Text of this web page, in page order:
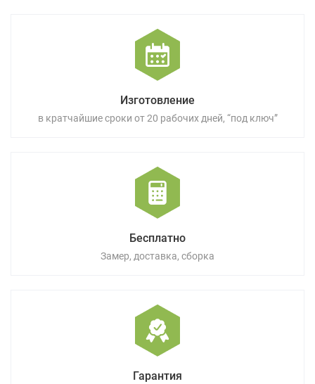
Изготовление
в кратчайшие сроки от 20 рабочих дней, “под ключ”
Бесплатно
Замер, доставка, сборка
Гарантия